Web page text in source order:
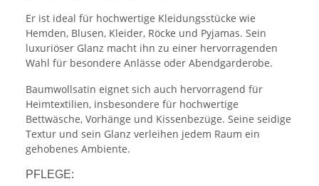
Er ist ideal für hochwertige Kleidungsstücke wie
Hemden, Blusen, Kleider, Röcke und Pyjamas. Sein
luxuriöser Glanz macht ihn zu einer hervorragenden
Wahl für besondere Anlässe oder Abendgarderobe.
Baumwollsatin eignet sich auch hervorragend für
Heimtextilien, insbesondere für hochwertige
Bettwäsche, Vorhänge und Kissenbezüge. Seine seidige
Textur und sein Glanz verleihen jedem Raum ein
gehobenes Ambiente.
PFLEGE: